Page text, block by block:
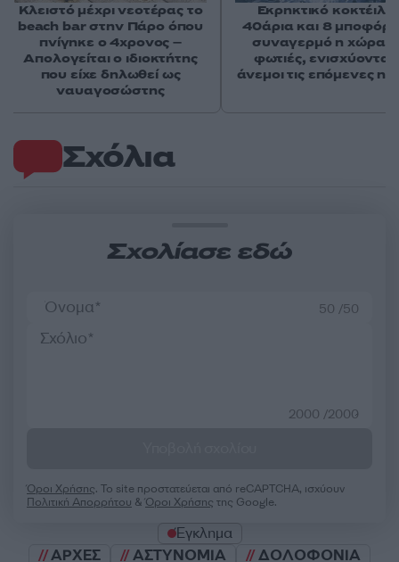
Σχόλια
Σχολίασε εδώ
50 /50
2000 /2000
Όροι Χρήσης. Το site προστατεύεται από reCAPTCHA, ισχύουν
Πολιτική Απορρήτου &Όροι Χρήσης της Google.
Έγκλημα
ΑΡΧΕΣ
ΑΣΤΥΝΟΜΙΑ
ΔΟΛΟΦΟΝΙΑ
Κλειστό μέχρι νεοτέρας το
beach bar στην Πάρο όπου
πνίγηκε ο 4χρονος –
Απολογείται ο ιδιοκτήτης
που είχε δηλωθεί ως
ναυαγοσώστης
Εκρηκτικό κοκτέιλ
40άρια και 8 μποφόρ
συναγερμό η χώρα
φωτιές, ενισχύονται
άνεμοι τις επόμενες